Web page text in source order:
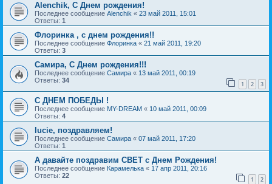
Alenchik, С Днем рождения!
Последнее сообщение Alenchik « 23 май 2011, 15:01
Ответы: 1
Флоринка , с днем рождения!!
Последнее сообщение Флоринка « 21 май 2011, 19:20
Ответы: 3
Самира, С Днем рождения!!!
Последнее сообщение Самира « 13 май 2011, 00:19
Ответы: 34 1 2 3
С ДНЕМ ПОБЕДЫ !
Последнее сообщение MY-DREAM « 10 май 2011, 00:09
Ответы: 4
lucie, поздравляем!
Последнее сообщение Самира « 07 май 2011, 17:20
Ответы: 1
А давайте поздравим СВЕТ с Днем Рождения!
Последнее сообщение Карамелька « 17 апр 2011, 20:16
Ответы: 22 1 2